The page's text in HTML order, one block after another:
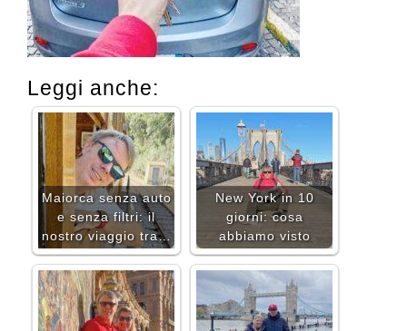
Leggi anche:
Maiorca senza auto
e senza filtri: il
nostro viaggio tra…
New York in 10
giorni: cosa
abbiamo visto